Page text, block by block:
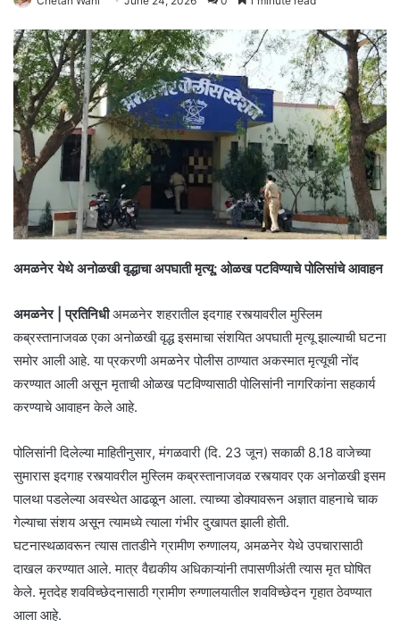
अमळनेर येथे अनोळखी वृद्धाचा अपघाती मृत्यू; ओळख पटविण्याचे पोलिसांचे आवाहन
अमळनेर | प्रतिनिधीअमळनेर शहरातील इदगाह रस्त्यावरील मुस्लिम
कब्रस्तानाजवळ एका अनोळखी वृद्ध इसमाचा संशयित अपघाती मृत्यू झाल्याची घटना
समोर आली आहे. या प्रकरणी अमळनेर पोलीस ठाण्यात अकस्मात मृत्यूची नोंद
करण्यात आली असून मृताची ओळख पटविण्यासाठी पोलिसांनी नागरिकांना सहकार्य
करण्याचे आवाहन केले आहे.
पोलिसांनी दिलेल्या माहितीनुसार, मंगळवारी (दि. 23 जून) सकाळी 8.18 वाजेच्या
सुमारास इदगाह रस्त्यावरील मुस्लिम कब्रस्तानाजवळ रस्त्यावर एक अनोळखी इसम
पालथा पडलेल्या अवस्थेत आढळून आला. त्याच्या डोक्यावरून अज्ञात वाहनाचे चाक
गेल्याचा संशय असून त्यामध्ये त्याला गंभीर दुखापत झाली होती.
घटनास्थळावरून त्यास तातडीने ग्रामीण रुग्णालय, अमळनेर येथे उपचारासाठी
दाखल करण्यात आले. मात्र वैद्यकीय अधिकाऱ्यांनी तपासणीअंती त्यास मृत घोषित
केले. मृतदेह शवविच्छेदनासाठी ग्रामीण रुग्णालयातील शवविच्छेदन गृहात ठेवण्यात
आला आहे.